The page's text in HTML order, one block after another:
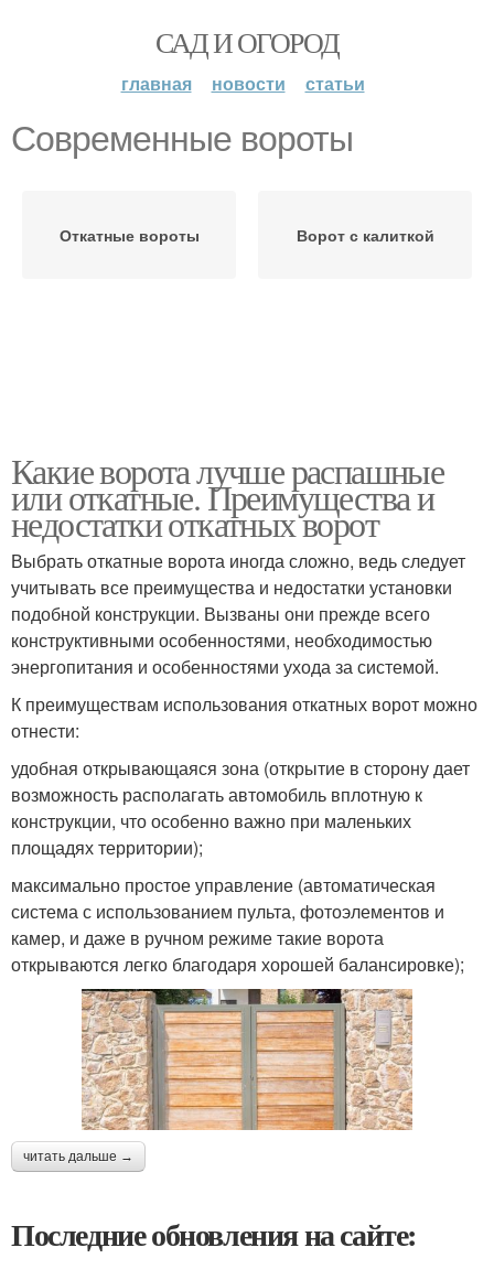
САД И ОГОРОД
главная новости статьи
Современные вороты
Откатные вороты Ворот с калиткой
Какие ворота лучше распашные
или откатные. Преимущества и
недостатки откатных ворот
Выбрать откатные ворота иногда сложно, ведь следует
учитывать все преимущества и недостатки установки
подобной конструкции. Вызваны они прежде всего
конструктивными особенностями, необходимостью
энергопитания и особенностями ухода за системой.
К преимуществам использования откатных ворот можно
отнести:
удобная открывающаяся зона (открытие в сторону дает
возможность располагать автомобиль вплотную к
конструкции, что особенно важно при маленьких
площадях территории);
максимально простое управление (автоматическая
система с использованием пульта, фотоэлементов и
камер, и даже в ручном режиме такие ворота
открываются легко благодаря хорошей балансировке);
читать дальше →
Последние обновления на сайте: